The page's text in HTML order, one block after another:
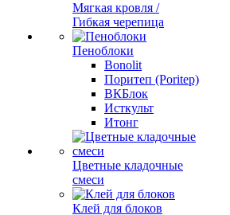
Мягкая кровля /
Гибкая черепица
Пеноблоки
Bonolit
Поритеп (Poritep)
ВКБлок
Исткульт
Итонг
Цветные кладочные
смеси
Клей для блоков